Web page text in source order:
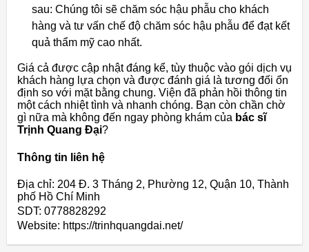
sau: Chúng tôi sẽ chăm sóc hậu phẫu cho khách
hàng và tư vấn chế độ chăm sóc hậu phẫu để đạt kết
quả thẩm mỹ cao nhất.
Giá cả được cập nhật đáng kể, tùy thuộc vào gói dịch vụ
khách hàng lựa chọn và được đánh giá là tương đối ổn
định so với mặt bằng chung. Viện đã phản hồi thông tin
một cách nhiệt tình và nhanh chóng. Bạn còn chần chờ
gì nữa mà không đến ngay phòng khám của bác sĩ
Trịnh Quang Đại?
Thông tin liên hệ
Địa chỉ: 204 Đ. 3 Tháng 2, Phường 12, Quận 10, Thành
phố Hồ Chí Minh
SDT: 0778828292
Website: https://trinhquangdai.net/